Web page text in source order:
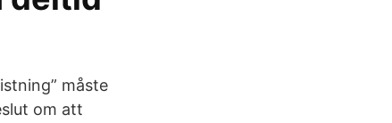
måste
om att